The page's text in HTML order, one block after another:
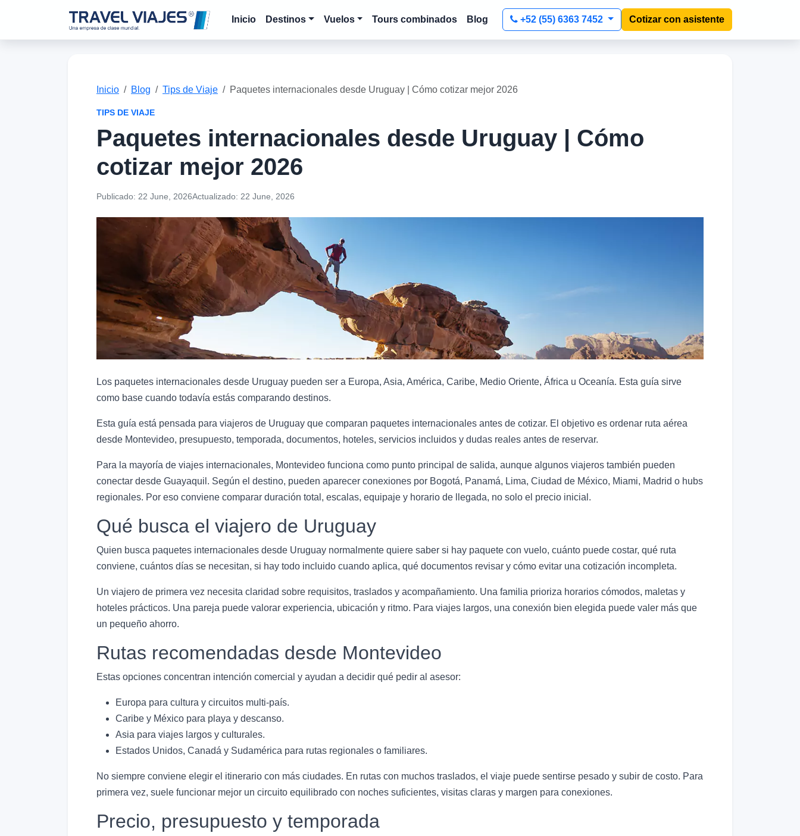
Inicio Destinos Vuelos Tours combinados Blog +52 (55) 6363 7452 Cotizar con asistente
Inicio Blog Tips de Viaje Paquetes internacionales desde Uruguay | Cómo cotizar mejor 2026
TIPS DE VIAJE
Paquetes internacionales desde Uruguay | Cómo
cotizar mejor 2026
Publicado: 22 June, 2026Actualizado: 22 June, 2026
Los paquetes internacionales desde Uruguay pueden ser a Europa, Asia, América, Caribe, Medio Oriente, África u Oceanía. Esta guía sirve
como base cuando todavía estás comparando destinos.
Esta guía está pensada para viajeros de Uruguay que comparan paquetes internacionales antes de cotizar. El objetivo es ordenar ruta aérea
desde Montevideo, presupuesto, temporada, documentos, hoteles, servicios incluidos y dudas reales antes de reservar.
Para la mayoría de viajes internacionales, Montevideo funciona como punto principal de salida, aunque algunos viajeros también pueden
conectar desde Guayaquil. Según el destino, pueden aparecer conexiones por Bogotá, Panamá, Lima, Ciudad de México, Miami, Madrid o hubs
regionales. Por eso conviene comparar duración total, escalas, equipaje y horario de llegada, no solo el precio inicial.
Qué busca el viajero de Uruguay
Quien busca paquetes internacionales desde Uruguay normalmente quiere saber si hay paquete con vuelo, cuánto puede costar, qué ruta
conviene, cuántos días se necesitan, si hay todo incluido cuando aplica, qué documentos revisar y cómo evitar una cotización incompleta.
Un viajero de primera vez necesita claridad sobre requisitos, traslados y acompañamiento. Una familia prioriza horarios cómodos, maletas y
hoteles prácticos. Una pareja puede valorar experiencia, ubicación y ritmo. Para viajes largos, una conexión bien elegida puede valer más que
un pequeño ahorro.
Rutas recomendadas desde Montevideo
Estas opciones concentran intención comercial y ayudan a decidir qué pedir al asesor:
Europa para cultura y circuitos multi-país.
Caribe y México para playa y descanso.
Asia para viajes largos y culturales.
Estados Unidos, Canadá y Sudamérica para rutas regionales o familiares.
No siempre conviene elegir el itinerario con más ciudades. En rutas con muchos traslados, el viaje puede sentirse pesado y subir de costo. Para
primera vez, suele funcionar mejor un circuito equilibrado con noches suficientes, visitas claras y margen para conexiones.
Precio, presupuesto y temporada